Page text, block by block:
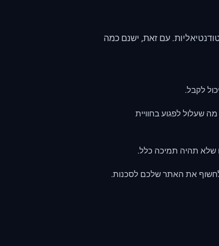
עם זאת, ישנם כמה
לקבל.
שעלול לפגוע בחוויית
שלא תהיה תמיכה כלל.
לחשוף את האתר שלכם לסכנות.